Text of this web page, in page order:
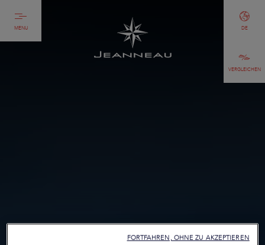
MENU
VERGLEICHEN
DE
FORTFAHREN, OHNE ZU AKZEPTIEREN